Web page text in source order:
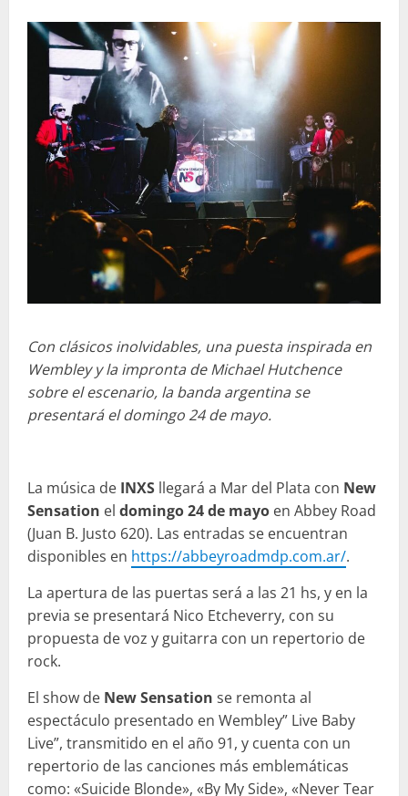
Con clásicos inolvidables, una puesta inspirada en
Wembley y la impronta de Michael Hutchence
sobre el escenario, la banda argentina se
presentará el domingo 24 de mayo.
La música de INXS llegará a Mar del Plata con New
Sensation el domingo 24 de mayo en Abbey Road
(Juan B. Justo 620). Las entradas se encuentran
disponibles en https://abbeyroadmdp.com.ar/.
La apertura de las puertas será a las 21 hs, y en la
previa se presentará Nico Etcheverry, con su
propuesta de voz y guitarra con un repertorio de
rock.
El show de New Sensation se remonta al
espectáculo presentado en Wembley” Live Baby
Live”, transmitido en el año 91, y cuenta con un
repertorio de las canciones más emblemáticas
como: «Suicide Blonde», «By My Side», «Never Tear